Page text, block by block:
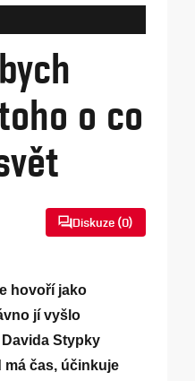
o co
Diskuze (0)
hovoří jako
jí vyšlo
Stypky
má čas, účinkuje